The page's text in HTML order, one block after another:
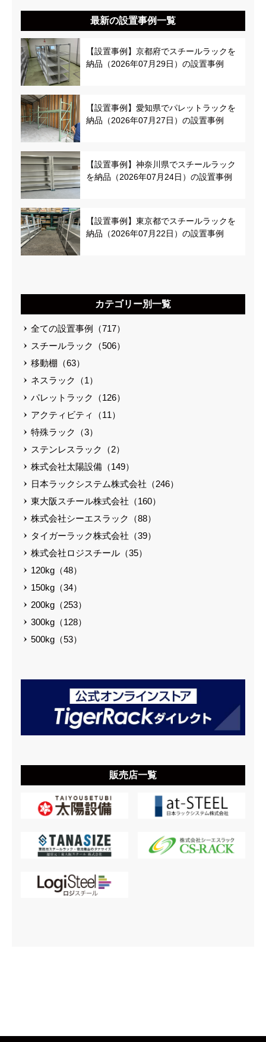
最新の設置事例一覧
【設置事例】京都府でスチールラックを
納品（2026年07月29日）の設置事例
【設置事例】愛知県でパレットラックを
納品（2026年07月27日）の設置事例
【設置事例】神奈川県でスチールラック
を納品（2026年07月24日）の設置事例
【設置事例】東京都でスチールラックを
納品（2026年07月22日）の設置事例
カテゴリー別一覧
全ての設置事例（717）
スチールラック（506）
移動棚（63）
ネスラック（1）
パレットラック（126）
アクティビティ（11）
特殊ラック（3）
ステンレスラック（2）
株式会社太陽設備（149）
日本ラックシステム株式会社（246）
東大阪スチール株式会社（160）
株式会社シーエスラック（88）
タイガーラック株式会社（39）
株式会社ロジスチール（35）
120kg（48）
150kg（34）
200kg（253）
300kg（128）
500kg（53）
販売店一覧